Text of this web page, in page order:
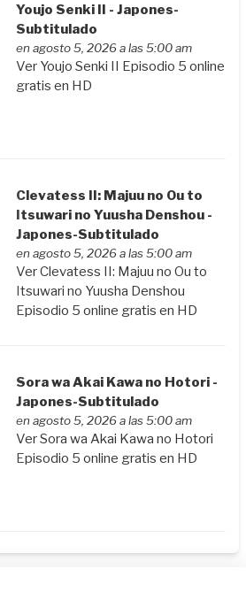
Youjo Senki II - Japones-
Subtitulado
en agosto 5, 2026 a las 5:00 am
Ver Youjo Senki II Episodio 5 online
gratis en HD
Clevatess II: Majuu no Ou to
Itsuwari no Yuusha Denshou -
Japones-Subtitulado
en agosto 5, 2026 a las 5:00 am
Ver Clevatess II: Majuu no Ou to
Itsuwari no Yuusha Denshou
Episodio 5 online gratis en HD
Sora wa Akai Kawa no Hotori -
Japones-Subtitulado
en agosto 5, 2026 a las 5:00 am
Ver Sora wa Akai Kawa no Hotori
Episodio 5 online gratis en HD